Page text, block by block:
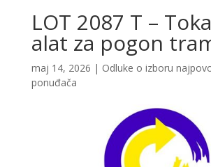
LOT 2087 T –
alat za pogon
maj 14, 2026 | Odluke o izboru
ponuđača